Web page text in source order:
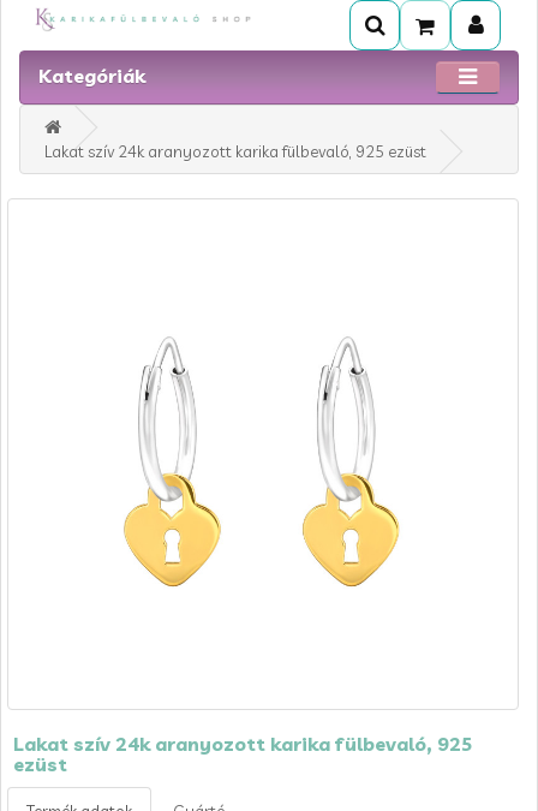
Kategóriák
Lakat szív 24k aranyozott karika fülbevaló, 925 ezüst
Lakat szív 24k aranyozott karika fülbevaló, 925
ezüst